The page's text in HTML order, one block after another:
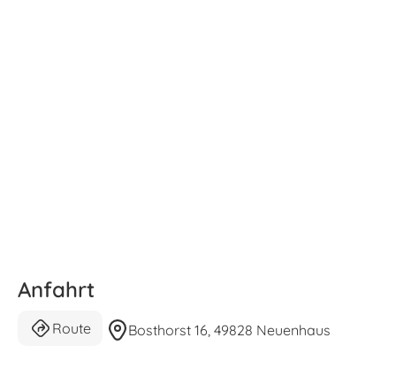
Anfahrt
Route Bosthorst 16, 49828 Neuenhaus